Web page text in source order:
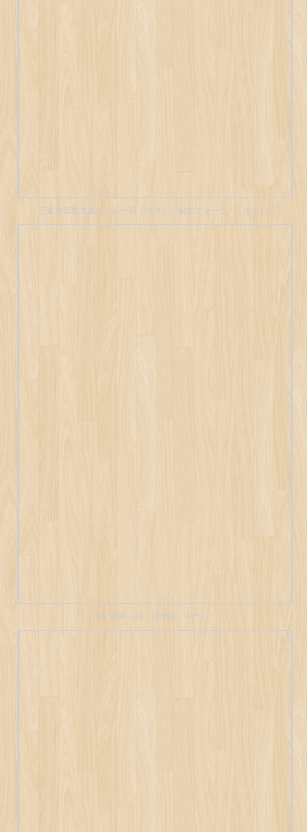
三重県産業支援センター様「ワタシ的起業フォーラム」チラシ
Mow&Buu様「忘年会」チラシ